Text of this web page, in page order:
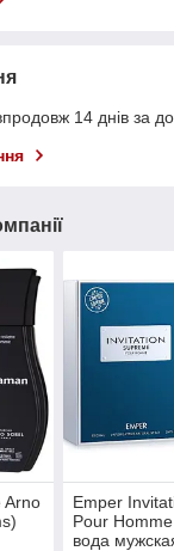
14 днів за
Arno
Emper
Pour
вода